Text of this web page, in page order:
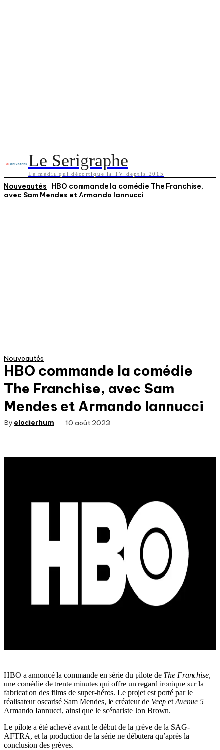
Le Serigraphe
Le média qui décortique la TV depuis 2015
Nouveautés
HBO commande la comédie The Franchise,
avec Sam Mendes et Armando Iannucci
Nouveautés
HBO commande la comédie
The Franchise, avec Sam
Mendes et Armando Iannucci
By elodierhum 10 août 2023
HBO a annoncé la commande en série du pilote de The Franchise,
une comédie de trente minutes qui offre un regard ironique sur la
fabrication des films de super-héros. Le projet est porté par le
réalisateur oscarisé Sam Mendes, le créateur de Veep et Avenue 5
Armando Iannucci, ainsi que le scénariste Jon Brown.
Le pilote a été achevé avant le début de la grève de la SAG-
AFTRA, et la production de la série ne débutera qu’après la
conclusion des grèves.